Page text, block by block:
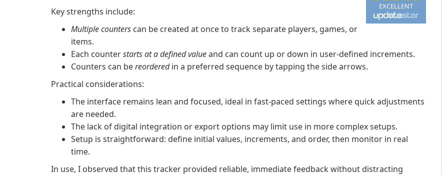
EXCELLENT
Key strengths include:
Multiple counters can be created at once to track separate players, games, or
items.
Each counterstarts at a defined valueand can count up or down in user-defined increments.
Counters can bereorderedin a preferred sequence by tapping the side arrows.
Practical considerations:
The interface remains lean and focused, ideal in fast-paced settings where quick adjustments
are needed.
The lack of digital integration or export options may limit use in more complex setups.
Setup is straightforward: define initial values, increments, and order, then monitor in real
time.
In use, I observed that this tracker provided reliable, immediate feedback without distracting